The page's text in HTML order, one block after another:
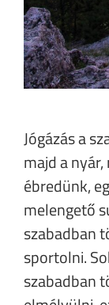
Jógázás a
majd a
ébredünk,
melengető
szabadban
sportolni.
szabadban